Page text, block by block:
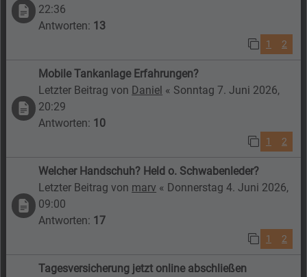
22:36
Antworten: 13
1 2
Mobile Tankanlage Erfahrungen?
Letzter Beitrag von Daniel « Sonntag 7. Juni 2026,
20:29
Antworten: 10
1 2
Welcher Handschuh? Held o. Schwabenleder?
Letzter Beitrag von marv « Donnerstag 4. Juni 2026,
09:00
Antworten: 17
1 2
Tagesversicherung jetzt online abschließen